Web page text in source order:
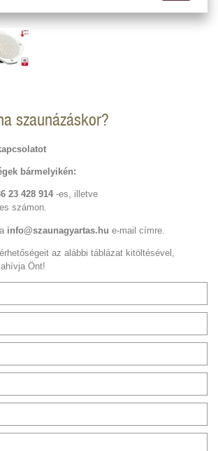
szaunázáskor?
bármelyikén:
23 428 914 -es, illetve
számon.
info@szaunagyartas.hu e-mail címre.
az alábbi táblázat kitöltésével,
Önt!